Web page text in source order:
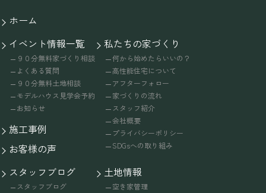
ホーム
イベント情報一覧
９０分無料家づくり相談
よくある質問
９０分無料土地相談
モデルハウス見学会予約
お知らせ
施工事例
お客様の声
私たちの家づくり
何から始めたらいいの？
高性能住宅について
アフターフォロー
家づくりの流れ
スタッフ紹介
会社概要
プライバシーポリシー
SDGsへの取り組み
スタッフブログ
スタッフブログ
土地情報
空き家管理